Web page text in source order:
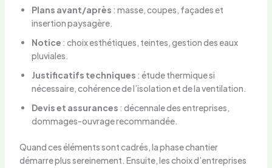
Plans avant/après : masse, coupes, façades et
insertion paysagère.
Notice : choix esthétiques, teintes, gestion des eaux
pluviales.
Justificatifs techniques : étude thermique si
nécessaire, cohérence de l’isolation et de la ventilation.
Devis et assurances : décennale des entreprises,
dommages-ouvrage recommandée.
Quand ces éléments sont cadrés, la phase chantier
démarre plus sereinement. Ensuite, les choix d’entreprises